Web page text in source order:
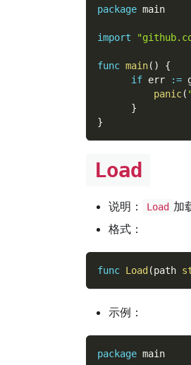
package main
import
func main( )
{
if err :=
panic(
}
}
Load
说明： Load 加
格式：
func Load (path
示例：
package main